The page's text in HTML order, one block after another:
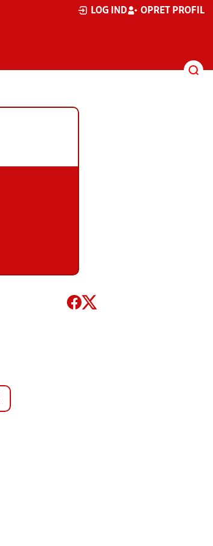
LOG IND OPRET PROFIL